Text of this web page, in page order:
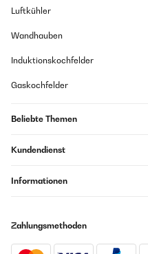
Luftkühler
Wandhauben
Induktionskochfelder
Gaskochfelder
Beliebte Themen
Kundendienst
Informationen
Zahlungsmethoden